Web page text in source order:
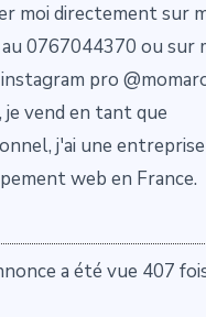
moi directement sur
0767044370 ou sur
pro
je vend en tant que
j'ai une
web en France.
a été vue 407